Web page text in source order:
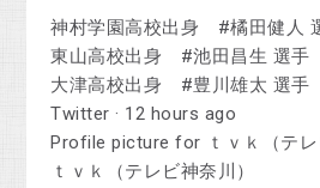
神村学園高校出身 #橘田健人
東山高校出身 #池田昌生 選手
大津高校出身 #豊川雄太 選手
Twitter · 12 hours ago
Profile picture for ｔｖｋ（テレ
ｔｖｋ（テレビ神奈川）